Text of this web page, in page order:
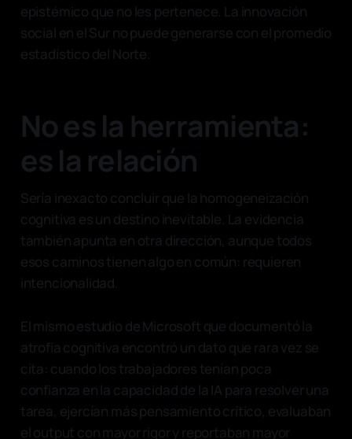
epistémico que no les pertenece. La innovación
social en el Sur no puede generarse con el promedio
estadístico del Norte.
No es la herramienta:
es la relación
Sería inexacto concluir que la homogeneización
cognitiva es un destino inevitable. La evidencia
también apunta en otra dirección, aunque todos
esos caminos tienen algo en común: requieren
intencionalidad.
El mismo estudio de Microsoft que documentó la
atrofia cognitiva encontró un dato que rara vez se
cita: cuando los trabajadores tenían poca
confianza en la capacidad de la IA para resolver una
tarea, ejercían más pensamiento crítico, evaluaban
el output con mayor rigor y reportaban mayor